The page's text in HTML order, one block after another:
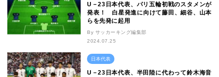
U－23日本代表、パリ五輪初戦のスタメンが
発表！ 白星発進に向けて藤田、細谷、山本
らを先発に起用
By サッカーキング編集部
2024.07.25
日本代表
U－23日本代表、半田陸に代わって鈴木海音